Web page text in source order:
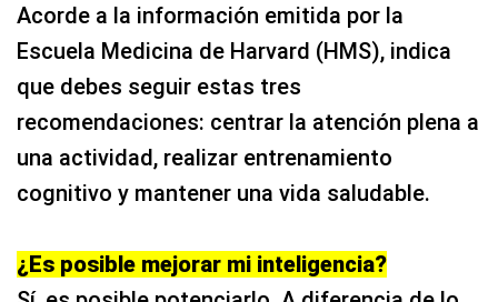
Escuela Medicina de Harvard (HMS), indica
recomendaciones: centrar la atención plena a
cognitivo y mantener una vida saludable.
¿Es posible mejorar mi inteligencia?
Sí, es posible potenciarlo. A diferencia de lo